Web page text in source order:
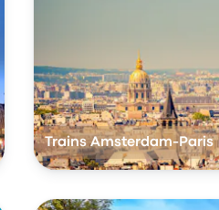
Trains Amsterdam-Paris